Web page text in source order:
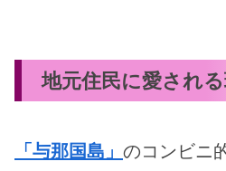
地元住民に愛され
「与那国島」 のコンビニ